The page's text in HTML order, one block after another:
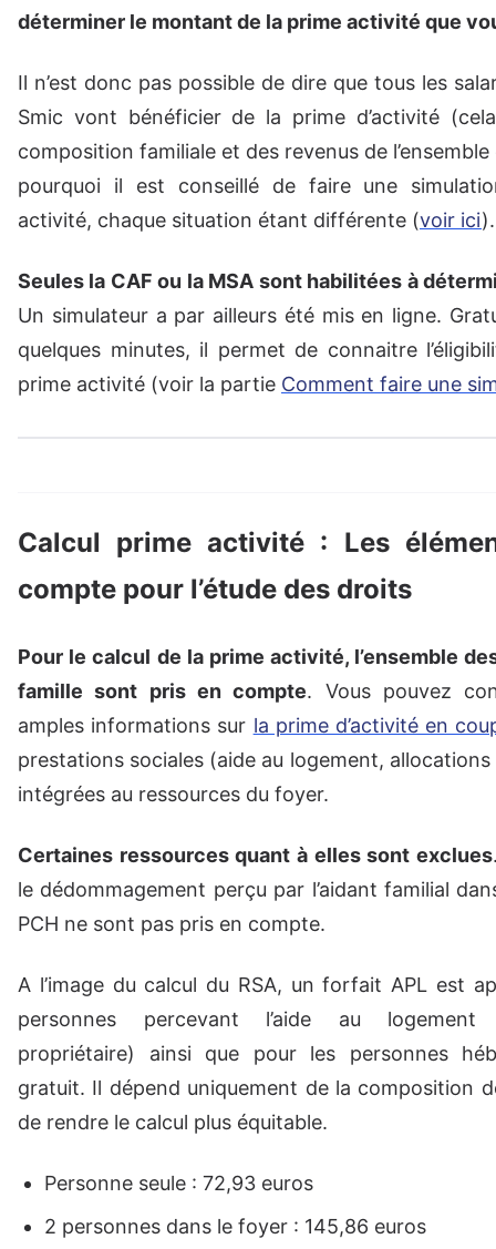
déterminer le montant de la prime activité que
Il n’est donc pas possible de dire que tous les
Smic vont bénéficier de la prime d’activité
composition familiale et des revenus de l’ensemble
pourquoi il est conseillé de faire une
activité, chaque situation étant différente (voir ici).
Seules la CAF ou la MSA sont habilitées à
Un simulateur a par ailleurs été mis en ligne.
quelques minutes, il permet de connaitre
prime activité (voir la partie Comment faire une
Calcul prime activité : Les
compte pour l’étude des droits
Pour le calcul de la prime activité, l’ensemble
famille sont pris en compte. Vous pouvez
amples informations sur la prime d’activité en
prestations sociales (aide au logement,
intégrées au ressources du foyer.
Certaines ressources quant à elles sont exclues
le dédommagement perçu par l’aidant familial
PCH ne sont pas pris en compte.
A l’image du calcul du RSA, un forfait APL est
personnes percevant l’aide au
propriétaire) ainsi que pour les personnes
gratuit. Il dépend uniquement de la composition
de rendre le calcul plus équitable.
Personne seule : 72,93 euros
2 personnes dans le foyer : 145,86 euros